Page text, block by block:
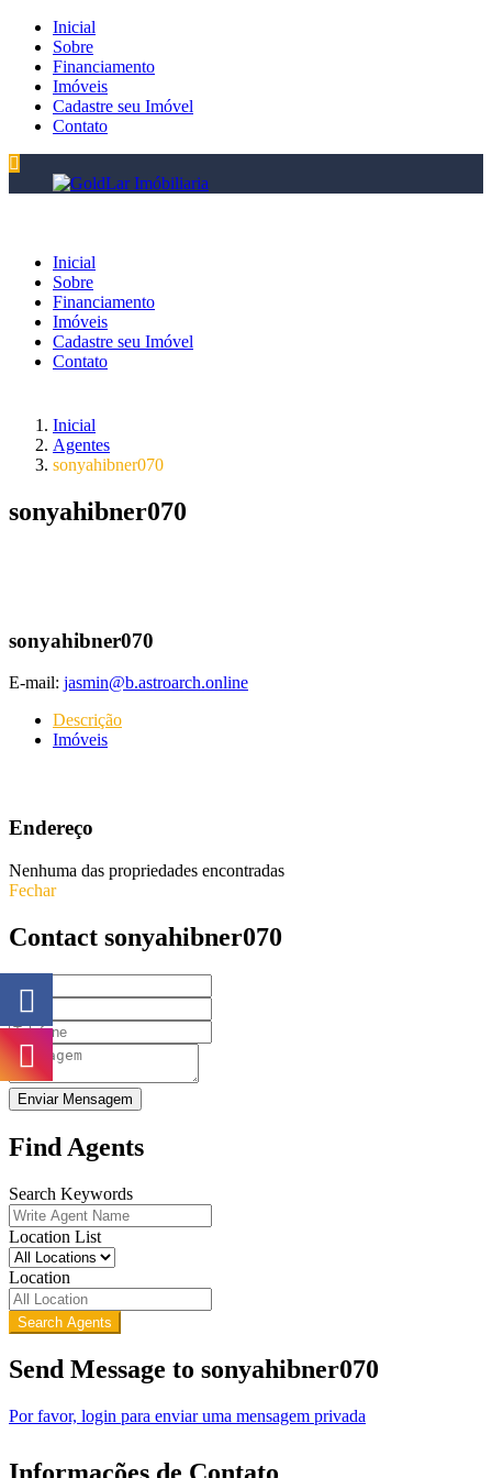
Inicial
Sobre
Financiamento
Imóveis
Cadastre seu Imóvel
Contato
Inicial
Sobre
Financiamento
Imóveis
Cadastre seu Imóvel
Contato
Inicial
Agentes
sonyahibner070
sonyahibner070
sonyahibner070
E-mail: jasmin@b.astroarch.online
Descrição
Imóveis
Endereço
Nenhuma das propriedades encontradas
Fechar
Contact sonyahibner070
Enviar Mensagem
Find Agents
Search Keywords
Location List
Location
Search Agents
Send Message to sonyahibner070
Por favor, login para enviar uma mensagem privada